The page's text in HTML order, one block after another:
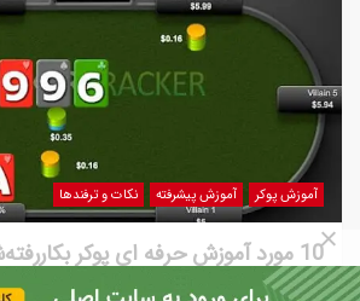
آموزش پوکر آموزش پیشرفته نکات و ترفندها
10 مورد آموزش حرفه ای پوکر
طرفداران این سبک